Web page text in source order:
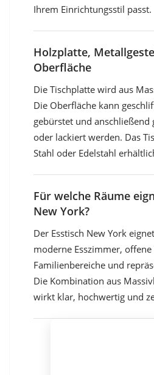
Ihrem Einrichtungsstil passt.
Holzplatte,
Oberfläche
Die Tischplatte wird aus
Die Oberfläche kann
gebürstet und anschließend
oder lackiert werden. Das
Stahl oder Edelstahl
Für welche Räume
New York?
Der Esstisch New York
moderne Esszimmer,
Familienbereiche und
Die Kombination aus
wirkt klar, hochwertig und